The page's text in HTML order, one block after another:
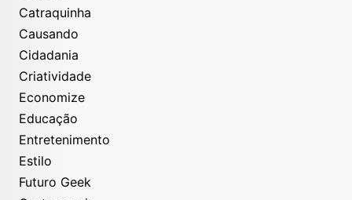
Catraquinha
Causando
Cidadania
Criatividade
Economize
Educação
Entretenimento
Estilo
Futuro Geek